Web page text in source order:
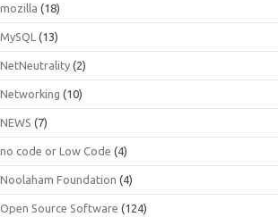
mozilla (18)
MySQL (13)
NetNeutrality (2)
Networking (10)
NEWS (7)
no code or Low Code (4)
Noolaham Foundation (4)
Open Source Software (124)